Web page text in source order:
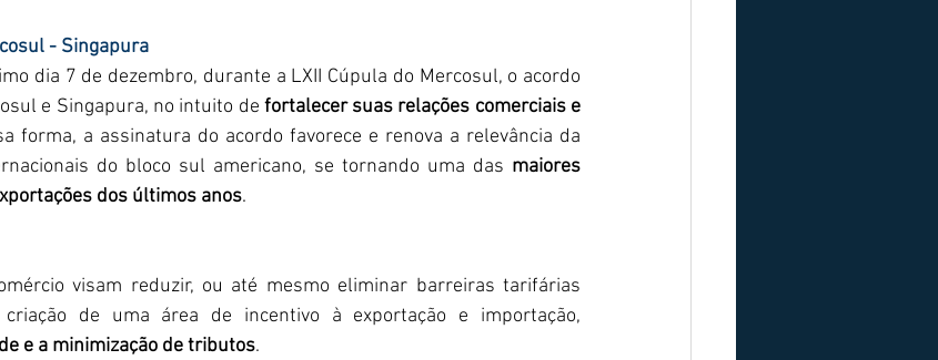
- Singapura
e Singapura, no intuito de fortalecer suas relações comerciais e
forma, a assinatura do acordo favorece e renova a relevância da
do bloco sul americano, se tornando uma das maiores
dos últimos anos.
e a minimização de tributos.